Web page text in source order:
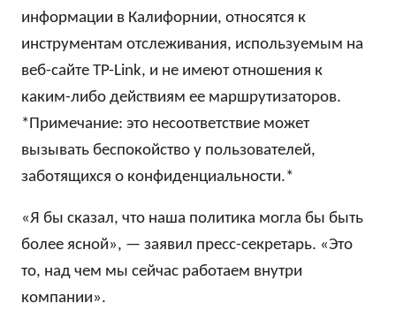
информации в Калифорнии, относятся к
инструментам отслеживания, используемым на
веб-сайте TP-Link, и не имеют отношения к
каким-либо действиям ее маршрутизаторов.
*Примечание: это несоответствие может
вызывать беспокойство у пользователей,
заботящихся о конфиденциальности.*
«Я бы сказал, что наша политика могла бы быть
более ясной», — заявил пресс-секретарь. «Это
то, над чем мы сейчас работаем внутри
компании».